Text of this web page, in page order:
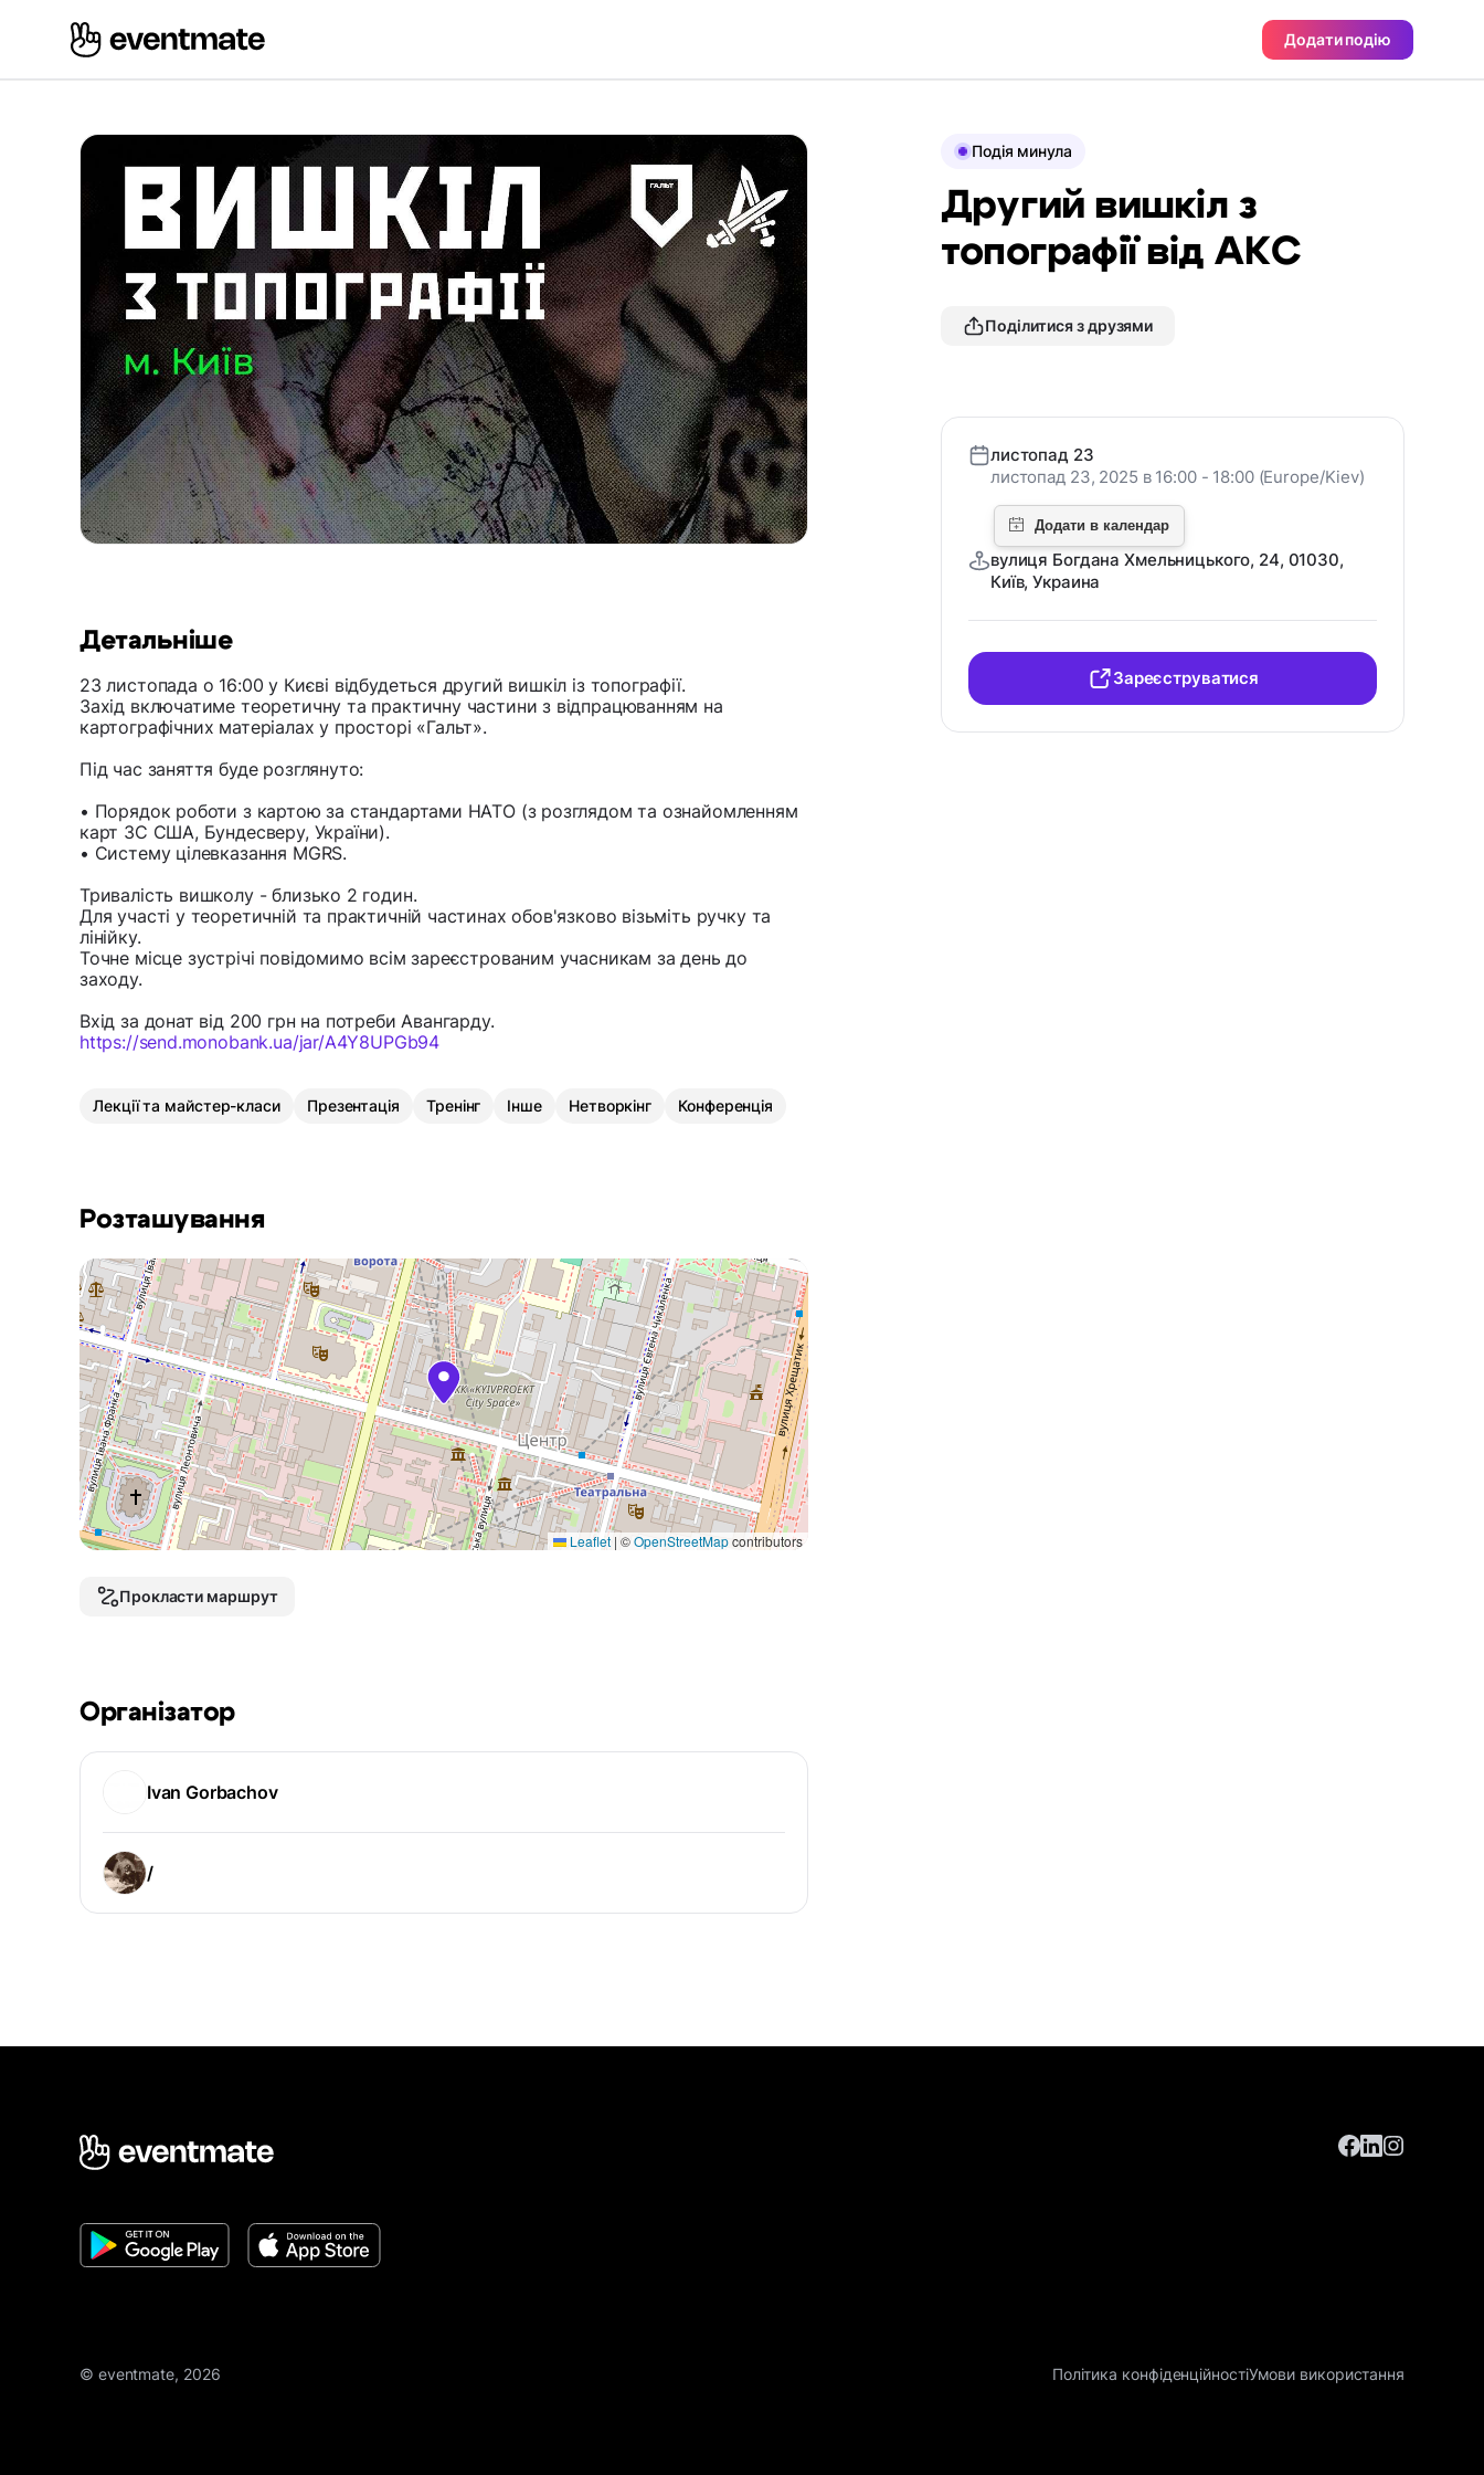
Додати подію
Детальніше
23 листопада о 16:00 у Києві відбудеться другий вишкіл із топографії.
Захід включатиме теоретичну та практичну частини з відпрацюванням на
картографічних матеріалах у просторі «Гальт».
Під час заняття буде розглянуто:
• Порядок роботи з картою за стандартами НАТО (з розглядом та ознайомленням
карт ЗС США, Бундесверу, України).
• Систему цілевказання MGRS.
Тривалість вишколу - близько 2 годин.
Для участі у теоретичній та практичній частинах обов'язково візьміть ручку та
лінійку.
Точне місце зустрічі повідомимо всім зареєстрованим учасникам за день до
заходу.
Вхід за донат від 200 грн на потреби Авангарду.
https://send.monobank.ua/jar/A4Y8UPGb94
Лекції та майстер-класи Презентація Тренінг Інше Нетворкінг Конференція
Розташування
Leaflet | ©OpenStreetMapcontributors
Прокласти маршрут
Організатор
Ivan Gorbachov
/
Подія минула
Другий вишкіл з
топографії від АКС
Поділитися з друзями
листопад 23
листопад 23, 2025 в 16:00 - 18:00 (Europe/Kiev)
вулиця Богдана Хмельницького, 24, 01030,
Київ, Украина
Зареєструватися
© eventmate, 2026 Політика конфіденційностіУмови використання